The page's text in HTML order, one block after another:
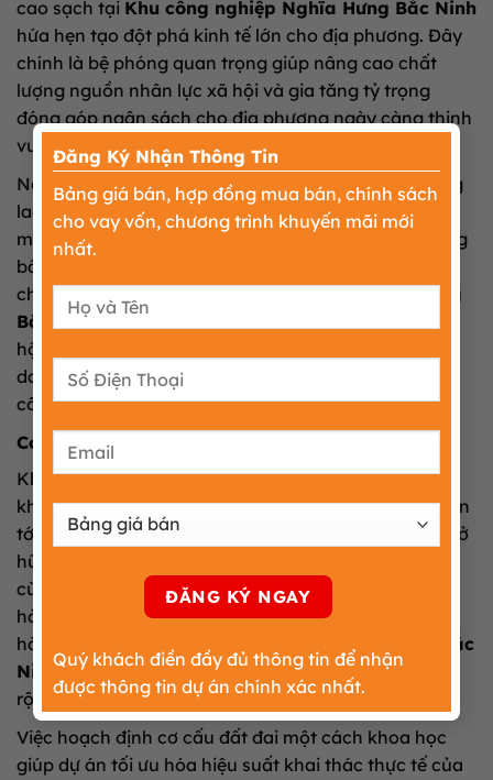
Đăng Ký Nhận Thông Tin
Bảng giá bán, hợp đồng mua bán, chính sách
cho vay vốn, chương trình khuyến mãi mới
nhất.
Quý khách điền đầy đủ thông tin để nhận
được thông tin dự án chính xác nhất.
×
cao sạch tại Khu công nghiệp Nghĩa Hưng Bắc Ninh
hứa hẹn tạo đột phá kinh tế lớn cho địa phương. Đây
chính là bệ phóng quan trọng giúp nâng cao chất
lượng nguồn nhân lực xã hội và gia tăng tỷ trọng
đóng góp ngân sách cho địa phương ngày càng thịnh
vượng.
Ngoài ra, việc thu hút một số lượng lớn các lực lượng
lao động tay nghề cao đổ về làm việc sẽ kích thích
mạnh mẽ các nguồn cầu an cư lạc nghiệp. Thị trường
bất động sản nhà ở phụ cận quanh khu vực tòa độ
chiến lược của dự án
Khu công nghiệp Nghĩa Hưng
Bắc Ninh
hội vàng để các nhà đầu tư cá nhân đa dạng hóa
danh mục tài sản và đón đầu làn sóng đô thị hóa
công nghiệp mạnh mẽ toàn vùng.
Cơ cấu sử dụng quỹ đất nhà xưởng đồng bộ
Khu phức hợp sản xuất quy mô lớn này được triển
khai xây dựng trên tổng diện tích quỹ đất rộng lớn lên
tới 148,68ha mặt bằng sạch đồng bộ. Dự án tự hào sở
hữu tổng nguồn vốn đầu tư đăng ký đạt con số vô
cùng ấn tượng từ các nhà phát triển bất động sản
hàng đầu. Sự hình thành và từng bước đưa vào vận
hành ổn định của Khu công nghiệp Nghĩa Hưng Bắc
Ninhmở ra không gian phát triển kinh tế vô cùng
rộng mở cho doanh nghiệp.
Việc hoạch định cơ cấu đất đai một cách khoa học
giúp dự án tối ưu hóa hiệu suất khai thác thực tế của